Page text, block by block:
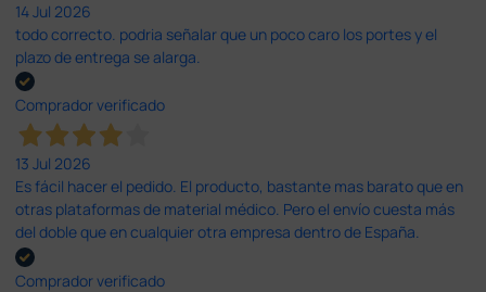
14 Jul 2026
todo correcto. podria señalar que un poco caro los portes y el
plazo de entrega se alarga.
Comprador verificado
13 Jul 2026
Es fácil hacer el pedido. El producto, bastante mas barato que en
otras plataformas de material médico. Pero el envío cuesta más
del doble que en cualquier otra empresa dentro de España.
Comprador verificado